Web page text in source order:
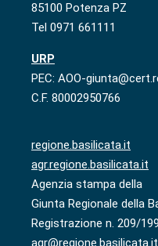
85100 Potenza PZ
Tel 0971 661111
URP
PEC: AOO-
C.F. 80002950766
regione.basilicata.it
agr.regione.basilicata.it
Agenzia stampa della
Giunta Regionale della
Registrazione n. 209/
agr@regione.basilicata.it